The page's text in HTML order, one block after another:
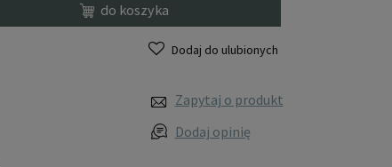
do koszyka
Dodaj do ulubionych
Zapytaj o produkt
Dodaj opinię